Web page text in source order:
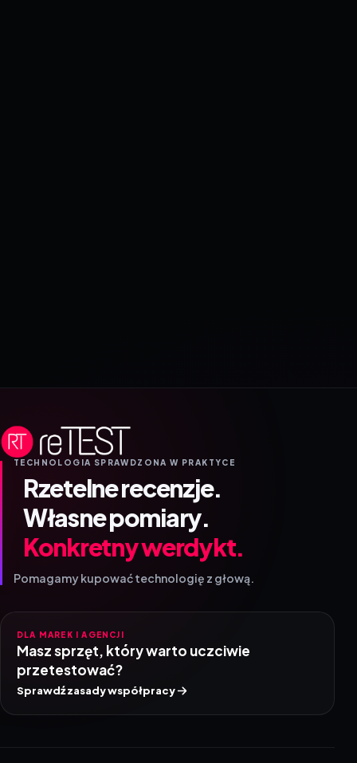
TECHNOLOGIA SPRAWDZONA W PRAKTYCE
Rzetelne recenzje.
Własne pomiary.
Konkretny werdykt.
Pomagamy kupować technologię z głową.
DLA MAREK I AGENCJI
Masz sprzęt, który warto uczciwie
przetestować?
Sprawdź zasady współpracy